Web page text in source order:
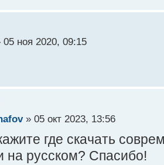
05 ноя 2020, 09:15
» 05 окт 2023, 13:56
где скачать
на русском? Спасибо!